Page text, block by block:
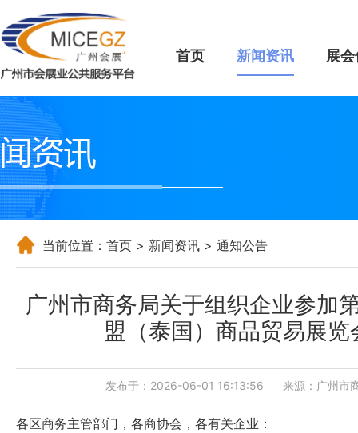
首页 新闻资讯 展
当前位置： 首页 > 新闻资讯 > 通知公告
广州市商务局关于组织企业参加
盟（泰国）商品贸易展览
发布于：2026-06-01 16:13:56 来源：广州市
各区商务主管部门，各商协会，各有关企业：